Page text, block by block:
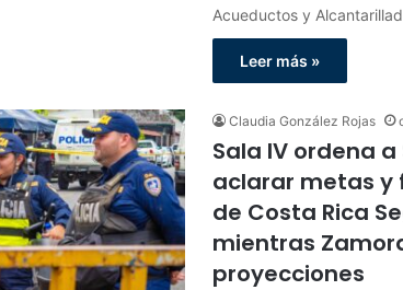
Acueductos y
Leer más »
Claudia González Rojas
Sala IV ordena
aclarar metas y
de Costa Rica
mientras
proyecciones